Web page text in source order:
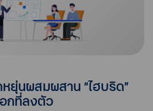
ยุ่นผสมผสาน “ไฮบริด”
กที่ลงตัว